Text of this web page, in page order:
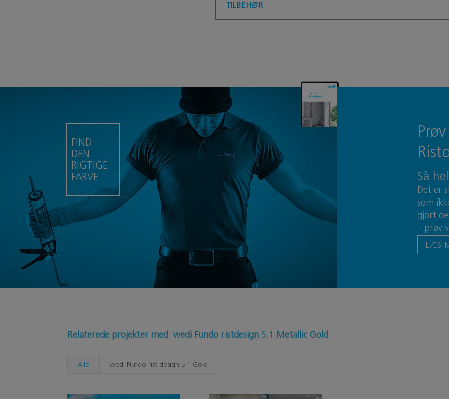
TILBEHØR
FIND
DEN
RIGTIGE
FARVE
Så
Det er
som
gjort
– prøv
LÆS
Relaterede projekter med wedi Fundo ristdesign 5.1 Metallic Gold
Alle wedi Fundo rist design 5.1 Gold